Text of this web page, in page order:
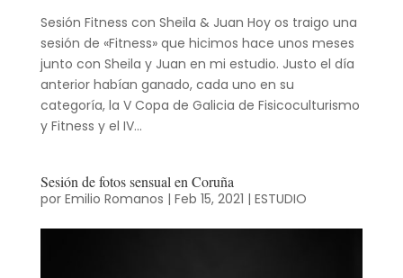
Sesión Fitness con Sheila & Juan Hoy os traigo una
sesión de «Fitness» que hicimos hace unos meses
junto con Sheila y Juan en mi estudio. Justo el día
anterior habían ganado, cada uno en su
categoría, la V Copa de Galicia de Fisicoculturismo
y Fitness y el IV...
Sesión de fotos sensual en Coruña
por Emilio Romanos | Feb 15, 2021 | ESTUDIO